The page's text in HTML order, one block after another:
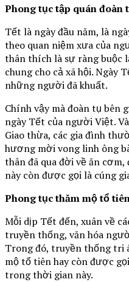
Phong tục tập quán đoàn
Tết là ngày đầu năm, là
theo quan niệm xưa của
thân thích là sự ràng buộc
chung cho cả xã hội. Ngày
những người đã khuất.
Chính vậy mà đoàn tụ bên
ngày Tết của người Việt.
Giao thừa, các gia đình
hương mời vong linh ông
thân đã qua đời về ăn
này còn được gọi là cúng
Phong tục thăm mộ tổ
Mỗi dịp Tết đến, xuân về
truyền thống, văn hóa
Trong đó, truyền thống tri
mộ tổ tiên hay còn được
trong thời gian này.